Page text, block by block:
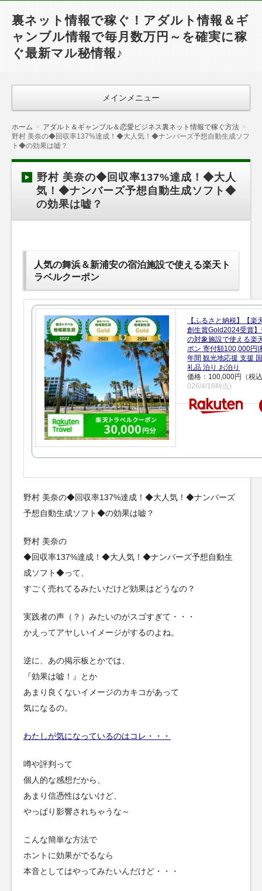
裏ネット情報で稼ぐ！アダルト情報＆ギ
ャンブル情報で毎月数万円～を確実に稼
ぐ最新マル秘情報♪
メインメニュー
ホーム
アダルト＆ギャンブル＆恋愛ビジネス裏ネット情報で稼ぐ方法
野村 美奈の◆回収率137%達成！◆大人気！◆ナンバーズ予想自動生成ソフ
ト◆の効果は嘘？
野村 美奈の◆回収率137%達成！◆大人
気！◆ナンバーズ予想自動生成ソフト◆
の効果は嘘？
人気の舞浜＆新浦安の宿泊施設で使える楽天ト
ラベルクーポン
【ふるさと納税】【楽
創生賞Gold2024受賞
の対象施設で使える楽
ポン 寄付額100,000円|
年間 観光地応援 支援
礼品 泊り お泊り
価格：100,000円（税
026/4/16時点)
野村 美奈の◆回収率137%達成！◆大人気！◆ナンバーズ
予想自動生成ソフト◆の効果は嘘？
野村 美奈の
◆回収率137%達成！◆大人気！◆ナンバーズ予想自動生
成ソフト◆って、
すごく売れてるみたいだけど効果はどうなの？
実践者の声（？）みたいのがスゴすぎて・・・
かえってアヤしいイメージがするのよね。
逆に、あの掲示板とかでは、
『効果は嘘！』とか
あまり良くないイメージのカキコがあって
気になるの。
わたしが気になっているのはコレ・・・
噂や評判って
個人的な感想だから、
あまり信憑性はないけど、
やっぱり影響されちゃうな～
こんな簡単な方法で
ホントに効果がでるなら
本音としてはやってみたいんだけど・・・